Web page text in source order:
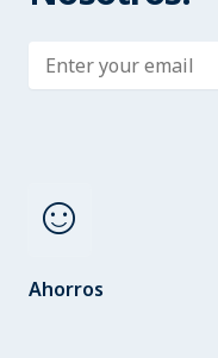
Enter address
sentiment_satisfied
Ahorros